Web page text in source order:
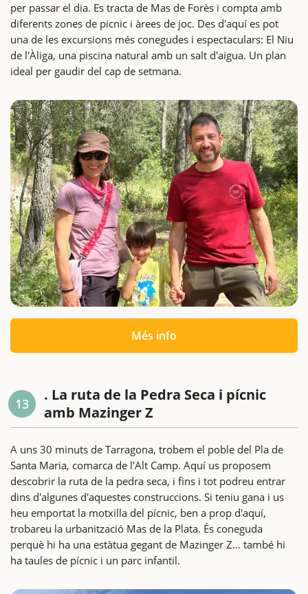
per passar el dia. Es tracta de Mas de Forès i compta amb
diferents zones de picnic i àrees de joc. Des d'aquí es pot
una de les excursions més conegudes i espectaculars: El Niu
de l'Àliga, una piscina natural amb un salt d'aigua. Un plan
ideal per gaudir del cap de setmana.
Més info
13
. La ruta de la Pedra Seca i pícnic
amb Mazinger Z
A uns 30 minuts de Tarragona, trobem el poble del Pla de
Santa Maria, comarca de l'Alt Camp. Aquí us proposem
descobrir la ruta de la pedra seca, i fins i tot podreu entrar
dins d'algunes d'aquestes construccions. Si teniu gana i us
heu emportat la motxilla del pícnic, ben a prop d'aquí,
trobareu la urbanització Mas de la Plata. És coneguda
perquè hi ha una estàtua gegant de Mazinger Z... també hi
ha taules de pícnic i un parc infantil.